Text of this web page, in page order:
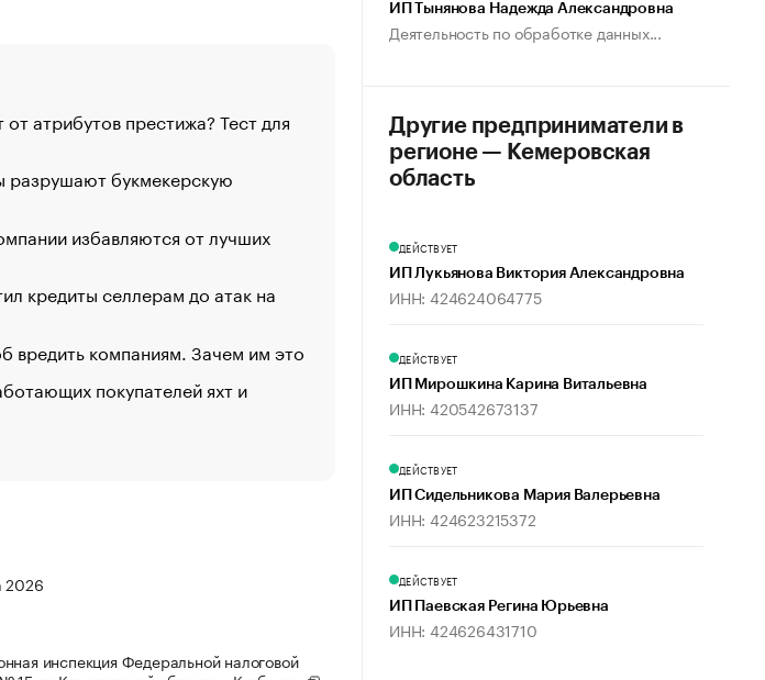
атрибутов престижа? Тест для
разрушают букмекерскую
избавляются от лучших
кредиты селлерам до атак на
вредить компаниям. Зачем им это
покупателей яхт и
«От спорта тело стареет иначе». Как живет глава
создавшей GTA
«Деньги будут не нужны»: что рассказал Маск в
Функции менеджмента: пять ключевых основ
управления
ЕС разрешил конфискацию российской нефти —
Стресс обеспеченных людей: почему рост доходов
Что обвинения против Павла Дурова значат для
2026
инспекция Федеральной налоговой
ИП Тынянова Надежда Александровна
Деятельность по обработке данных...
Другие предприниматели в
регионе — Кемеровская
область
ДЕЙСТВУЕТ
ИП Лукьянова Виктория Александровна
ИНН: 424624064775
ДЕЙСТВУЕТ
ИП Мирошкина Карина Витальевна
ИНН: 420542673137
ДЕЙСТВУЕТ
ИП Сидельникова Мария Валерьевна
ИНН: 424623215372
ДЕЙСТВУЕТ
ИП Паевская Регина Юрьевна
ИНН: 424626431710